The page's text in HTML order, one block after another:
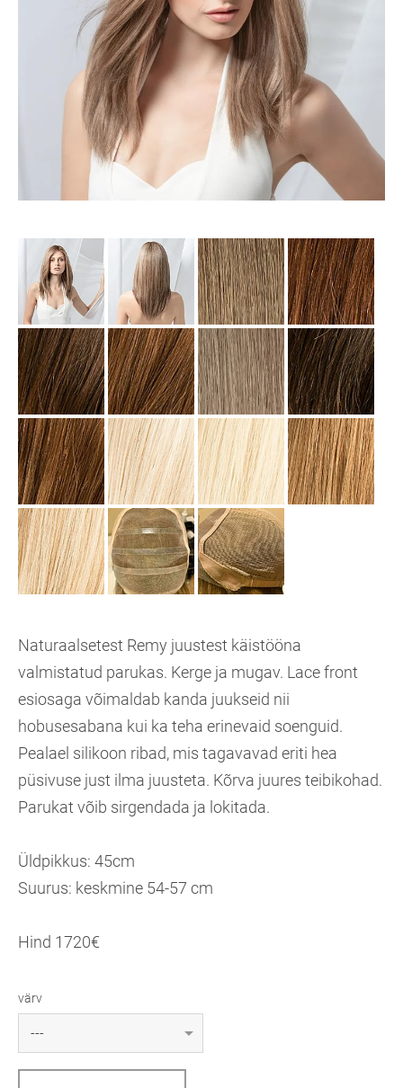
Naturaalsetest Remy juustest käistööna
valmistatud parukas. Kerge ja mugav. Lace front
esiosaga võimaldab kanda juukseid nii
hobusesabana kui ka teha erinevaid soenguid.
Pealael silikoon ribad, mis tagavavad eriti hea
püsivuse just ilma juusteta. Kõrva juures teibikohad.
Parukat võib sirgendada ja lokitada.
Üldpikkus: 45cm
Suurus: keskmine 54-57 cm
Hind 1720€
värv